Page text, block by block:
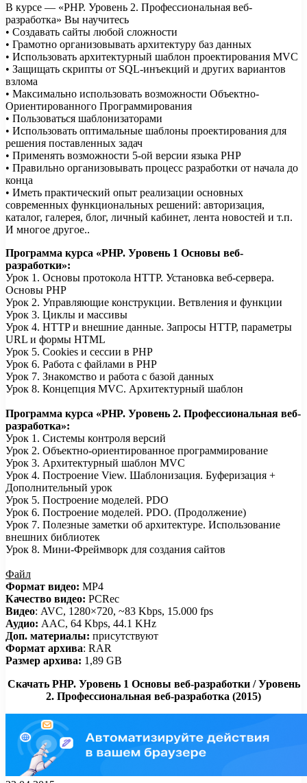
В курсе — «PHP. Уровень 2. Профессиональная веб-
разработка» Вы научитесь
• Создавать сайты любой сложности
• Грамотно организовывать архитектуру баз данных
• Использовать архитектурный шаблон проектирования MVC
• Защищать скрипты от SQL-инъекций и других вариантов
взлома
• Максимально использовать возможности Объектно-
Ориентированного Программирования
• Пользоваться шаблонизаторами
• Использовать оптимальные шаблоны проектирования для
решения поставленных задач
• Применять возможности 5-ой версии языка PHP
• Правильно организовывать процесс разработки от начала до
конца
• Иметь практический опыт реализации основных
современных функциональных решений: авторизация,
каталог, галерея, блог, личный кабинет, лента новостей и т.п.
И многое другое..
Программа курса «PHP. Уровень 1 Основы веб-
разработки»:
Урок 1. Основы протокола HTTP. Установка веб-сервера.
Основы PHP
Урок 2. Управляющие конструкции. Ветвления и функции
Урок 3. Циклы и массивы
Урок 4. HTTP и внешние данные. Запросы HTTP, параметры
URL и формы HTML
Урок 5. Cookies и сессии в PHP
Урок 6. Работа с файлами в PHP
Урок 7. Знакомство и работа с базой данных
Урок 8. Концепция MVC. Архитектурный шаблон
Программа курса «PHP. Уровень 2. Профессиональная веб-
разработка»:
Урок 1. Системы контроля версий
Урок 2. Объектно-ориентированное программирование
Урок 3. Архитектурный шаблон MVC
Урок 4. Построение View. Шаблонизация. Буферизация +
Дополнительный урок
Урок 5. Построение моделей. PDO
Урок 6. Построение моделей. PDO. (Продолжение)
Урок 7. Полезные заметки об архитектуре. Использование
внешних библиотек
Урок 8. Мини-Фреймворк для создания сайтов
Файл
Формат видео: MP4
Качество видео: PCRec
Видео: AVC, 1280×720, ~83 Kbps, 15.000 fps
Аудио: AAC, 64 Kbps, 44.1 KHz
Доп. материалы: присутствуют
Формат архива: RAR
Размер архива: 1,89 GB
Скачать PHP. Уровень 1 Основы веб-разработки / Уровень
2. Профессиональная веб-разработка (2015)